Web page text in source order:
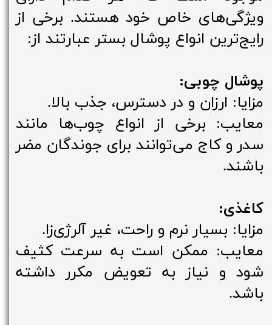
ویژگی‌های خاص خود هستند. برخی از
رایج‌ترین انواع پوشال بستر عبارتند از:
پوشال چوبی:
مزایا: ارزان و در دسترس، جذب بالا.
معایب: برخی از انواع چوب‌ها مانند
سدر و کاج می‌توانند برای جوندگان مضر
باشند.
کاغذی:
مزایا: بسیار نرم و راحت، غیر آلرژی‌زا.
معایب: ممکن است به سرعت کثیف
شود و نیاز به تعویض مکرر داشته
باشد.